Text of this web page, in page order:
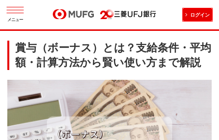
メニュー
ログイン
賞与（ボーナス）とは？支給条件・平均
額・計算方法から賢い使い方まで解説